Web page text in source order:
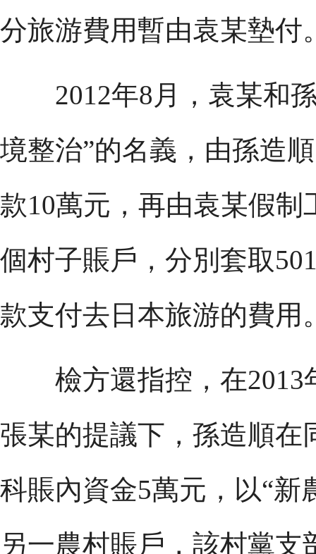
分旅游費用暫由袁某墊付
2012年8月，袁某和孫
境整治”的名義，由孫造
款10萬元，再由袁某假
個村子賬戶，分別套取
款支付去日本旅游的費用
檢方還指控，在2013
張某的提議下，孫造順在
科賬內資金5萬元，以“新
另一農村賬戶，該村黨